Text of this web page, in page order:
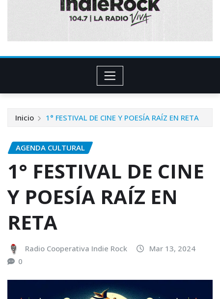
Inicio 1° FESTIVAL DE CINE Y POESÍA RAÍZ EN RETA
AGENDA CULTURAL
1° FESTIVAL DE CINE
Y POESÍA RAÍZ EN
RETA
Radio Cooperativa Indie Rock
Mar 13, 2024
0